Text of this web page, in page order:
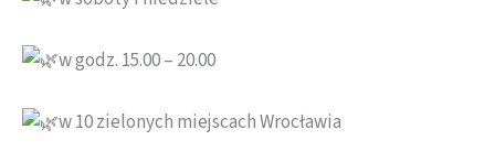
w godz. 15.00 – 20.00
w 10 zielonych miejscach Wrocławia